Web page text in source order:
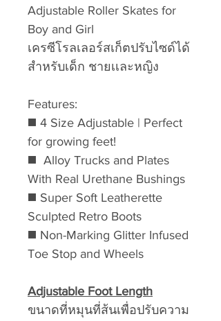
Adjustable Roller Skates for
Boy and Girl
เครซีโรลเลอร์สเก็ตปรับไซด์ได้
สำหรับเด็ก ชายเเละหญิง
Features:
◼️‎ 4 Size Adjustable | Perfect
for growing feet!
◼️‎ ‎ ‎Alloy Trucks and Plates
With Real Urethane Bushings
◼️‎ Super Soft Leatherette
Sculpted Retro Boots
◼️‎ Non-Marking Glitter Infused
Toe Stop and Wheels
Adjustable Foot Length
ขนาดที่หมุนที่ส้นเพื่อปรับความ